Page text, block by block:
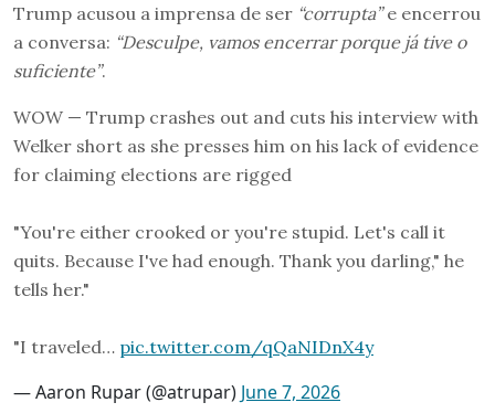
Trump acusou a imprensa de ser “corrupta”e encerrou
a conversa: “Desculpe, vamos encerrar porque já tive o
suficiente”.
WOW — Trump crashes out and cuts his interview with
Welker short as she presses him on his lack of evidence
for claiming elections are rigged
"You're either crooked or you're stupid. Let's call it
quits. Because I've had enough. Thank you darling," he
tells her."
"I traveled… pic.twitter.com/qQaNIDnX4y
— Aaron Rupar (@atrupar) June 7, 2026